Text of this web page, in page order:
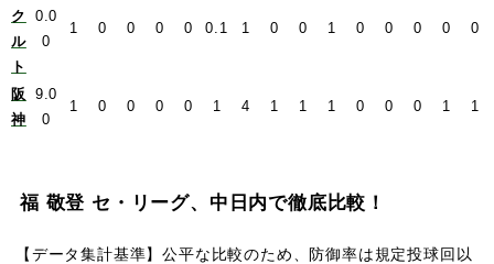
ク
ル
ト
0.0
0
1 0 0 0 0 0.1 1 0 0 1 0 0 0 0 0
阪
神
9.0
0
1 0 0 0 0 1 4 1 1 1 0 0 0 1 1
福 敬登 セ・リーグ、中日内で徹底比較！
【データ集計基準】公平な比較のため、防御率は規定投球回以